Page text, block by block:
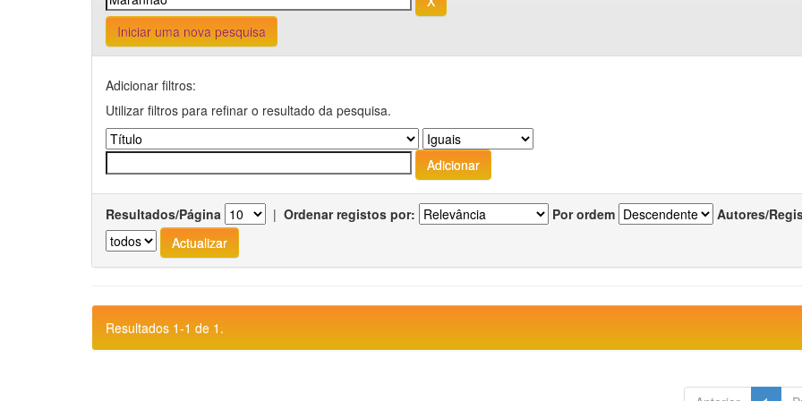
Iniciar uma nova pesquisa
Adicionar filtros:
Utilizar filtros para refinar o resultado da pesquisa.
Resultados/Página | Ordenar registos por: Por ordem Autores/
Resultados 1-1 de 1.